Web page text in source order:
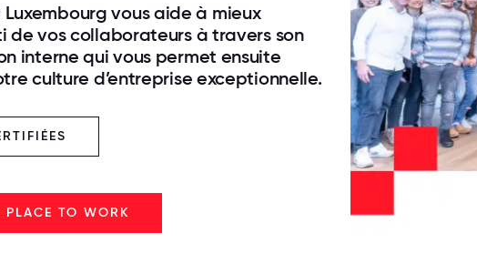
vous aide à mieux
de vos collaborateurs à travers son
interne qui vous permet ensuite
culture d’entreprise exceptionnelle.
PLACE TO WORK